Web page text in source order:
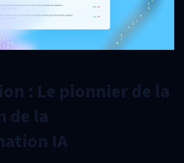
: Le pionnier de la
de la
IA